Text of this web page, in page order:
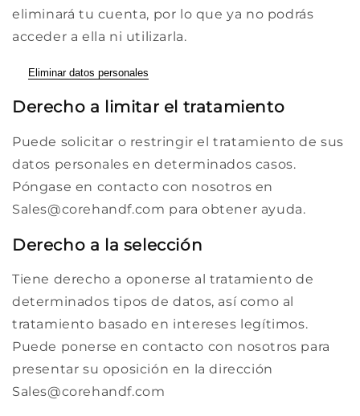
eliminará tu cuenta, por lo que ya no podrás
acceder a ella ni utilizarla.
Eliminar datos personales
Derecho a limitar el tratamiento
Puede solicitar o restringir el tratamiento de sus
datos personales en determinados casos.
Póngase en contacto con nosotros en
Sales@corehandf.com para obtener ayuda.
Derecho a la selección
Tiene derecho a oponerse al tratamiento de
determinados tipos de datos, así como al
tratamiento basado en intereses legítimos.
Puede ponerse en contacto con nosotros para
presentar su oposición en la dirección
Sales@corehandf.com